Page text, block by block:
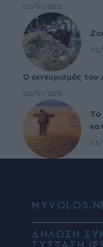
02/01/2015
02/
Ο εκνευρισμός του
02/01/2015
To
03/
ΔΗΛΩΣΗ
ΣΥΣΤΑΣΗ